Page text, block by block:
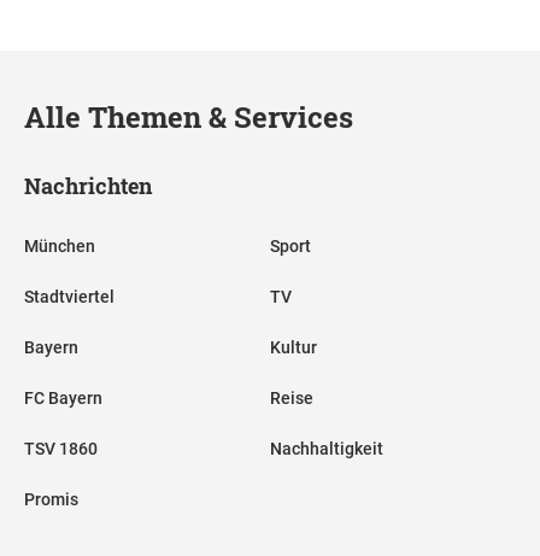
Alle Themen & Services
Nachrichten
München
Stadtviertel
Bayern
FC Bayern
TSV 1860
Promis
Sport
TV
Kultur
Reise
Nachhaltigkeit